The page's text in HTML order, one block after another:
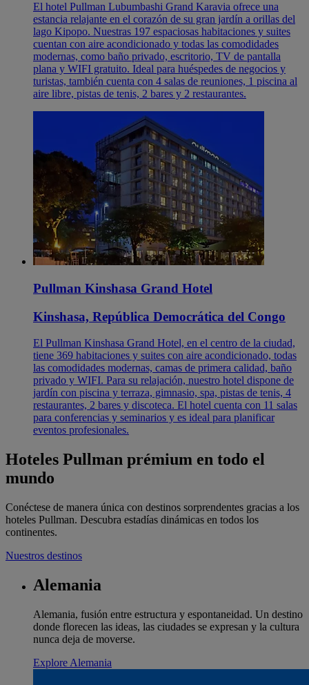
El hotel Pullman Lubumbashi Grand Karavia ofrece una
estancia relajante en el corazón de su gran jardín a orillas del
lago Kipopo. Nuestras 197 espaciosas habitaciones y suites
cuentan con aire acondicionado y todas las comodidades
modernas, como baño privado, escritorio, TV de pantalla
plana y WIFI gratuito. Ideal para huéspedes de negocios y
turistas, también cuenta con 4 salas de reuniones, 1 piscina al
aire libre, pistas de tenis, 2 bares y 2 restaurantes.
Pullman Kinshasa Grand Hotel
Kinshasa, República Democrática del Congo
El Pullman Kinshasa Grand Hotel, en el centro de la ciudad,
tiene 369 habitaciones y suites con aire acondicionado, todas
las comodidades modernas, camas de primera calidad, baño
privado y WIFI. Para su relajación, nuestro hotel dispone de
jardín con piscina y terraza, gimnasio, spa, pistas de tenis, 4
restaurantes, 2 bares y discoteca. El hotel cuenta con 11 salas
para conferencias y seminarios y es ideal para planificar
eventos profesionales.
Hoteles Pullman prémium en todo el
mundo
Conéctese de manera única con destinos sorprendentes gracias a los
hoteles Pullman. Descubra estadías dinámicas en todos los
continentes.
Nuestros destinos
Alemania
Alemania, fusión entre estructura y espontaneidad. Un destino
donde florecen las ideas, las ciudades se expresan y la cultura
nunca deja de moverse.
Explore Alemania